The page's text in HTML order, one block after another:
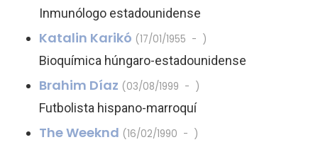
Inmunólogo estadounidense
Katalin Karikó (17/01/1955 - )
Bioquímica húngaro-estadounidense
Brahim Díaz (03/08/1999 - )
Futbolista hispano-marroquí
The Weeknd (16/02/1990 - )